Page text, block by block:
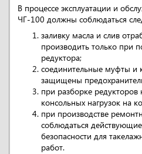
В процессе эксплуатации и
ЧГ-100 должны соблюдаться
заливку масла и слив
производить только при
редуктора;
соединительные муфты
защищены
при разборке редукторов
консольных нагрузок на
при производстве
соблюдаться
безопасности для
работ.